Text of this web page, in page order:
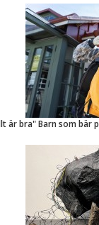
är bra" Barn som bär